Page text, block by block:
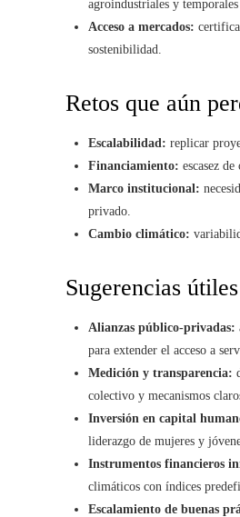
agroindustriales y
Acceso a mercados:
sostenibilidad.
Retos que aún
Escalabilidad: replicar
Financiamiento: escasez
Marco institucional:
privado.
Cambio climático:
Sugerencias
Alianzas público-privadas:
para extender el acceso a
Medición y transparencia:
colectivo y mecanismos
Inversión en capital
liderazgo de mujeres y
Instrumentos financieros
climáticos con índices
Escalamiento de buenas